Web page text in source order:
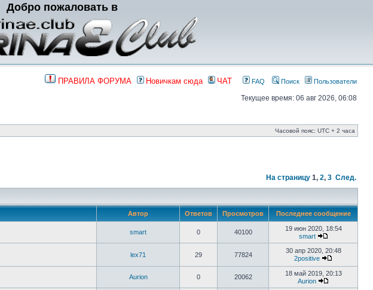
Добро пожаловать в
ПРАВИЛА ФОРУМА Новичкам сюда ЧАТ FAQ Поиск Пользователи
Текущее время: 06 авг 2026, 06:08
Часовой пояс: UTC + 2 часа
На страницу 1, 2, 3 След.
Автор Ответов Просмотров Последнее сообщение
smart 0 40100
19 июн 2020, 18:54
smart
lex71 29 77824
30 апр 2020, 20:48
2positive
Aurion 0 20062
18 май 2019, 20:13
Aurion